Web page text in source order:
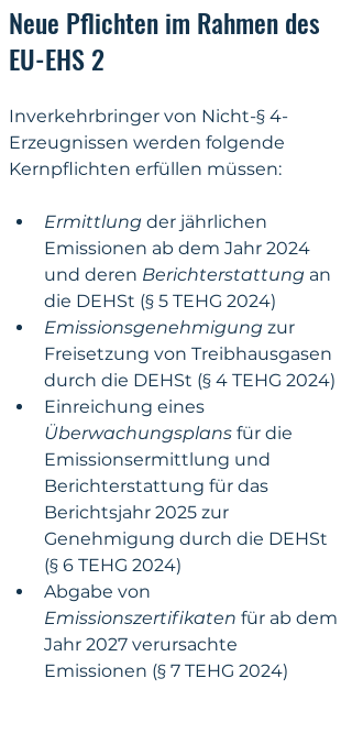
Neue Pflichten im Rahmen des
EU-EHS 2
Inverkehrbringer von Nicht-§ 4-
Erzeugnissen werden folgende
Kernpflichten erfüllen müssen:
Ermittlung der jährlichen
Emissionen ab dem Jahr 2024
und deren Berichterstattung an
die DEHSt (§ 5 TEHG 2024)
Emissionsgenehmigung zur
Freisetzung von Treibhausgasen
durch die DEHSt (§ 4 TEHG 2024)
Einreichung eines
Überwachungsplans für die
Emissionsermittlung und
Berichterstattung für das
Berichtsjahr 2025 zur
Genehmigung durch die DEHSt
(§ 6 TEHG 2024)
Abgabe von
Emissionszertifikaten für ab dem
Jahr 2027 verursachte
Emissionen (§ 7 TEHG 2024)